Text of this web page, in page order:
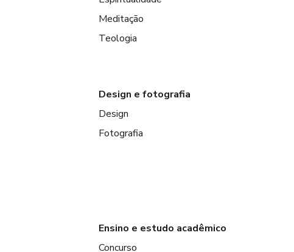
Meditação
Teologia
Design e fotografia
Design
Fotografia
Ensino e estudo acadêmico
Concurso